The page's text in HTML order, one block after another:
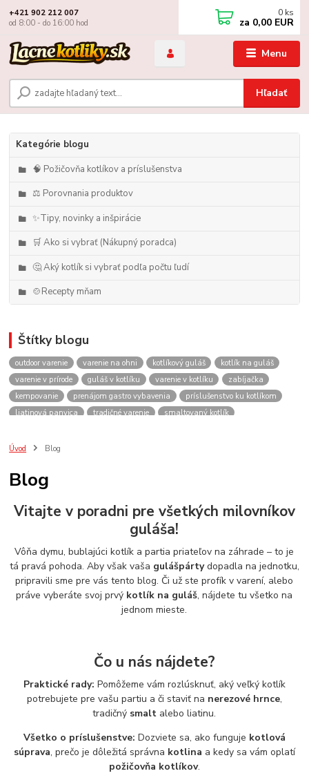
Menu
Hľadať
+421 902 212 007
od 8:00 - do 16:00 hod
0 ks
za 0,00 EUR
Kategórie blogu
🧠 Požičovňa kotlíkov a príslušenstva
⚖️ Porovnania produktov
✨Tipy, novinky a inšpirácie
🛒 Ako si vybrať (Nákupný poradca)
🤔 Aký kotlík si vybrať podľa počtu ľudí
🍲Recepty mňam
Štítky blogu
outdoor varenie varenie na ohni kotlíkový guláš
kotlík na guláš
varenie v prírode
guláš v kotlíku varenie v kotlíku
zabíjačka
kempovanie
prenájom gastro vybavenia
príslušenstvo ku kotlíkom
liatinová panvica
tradičné varenie
smaltovaný kotlík
akcie
spoločenské akcie
rental
varenie gulášu
požičovňa hrncov nerezový hrniec 30l
oslava
výber kotlíka
Úvod Blog
Blog
Vitajte v poradni pre všetkých milovníkov
guláša!
Vôňa dymu, bublajúci kotlík a partia priateľov na záhrade – to je
tá pravá pohoda. Aby však vaša gulášpártydopadla na jednotku,
pripravili sme pre vás tento blog. Či už ste profík v varení, alebo
práve vyberáte svoj prvý kotlík na guláš, nájdete tu všetko na
jednom mieste.
Čo u nás nájdete?
Praktické rady: Pomôžeme vám rozlúsknuť, aký veľký kotlík
potrebujete pre vašu partiu a či staviť na nerezové hrnce,
tradičný smalt alebo liatinu.
Všetko o príslušenstve: Dozviete sa, ako funguje kotlová
súprava, prečo je dôležitá správna kotlina a kedy sa vám oplatí
požičovňa kotlíkov.